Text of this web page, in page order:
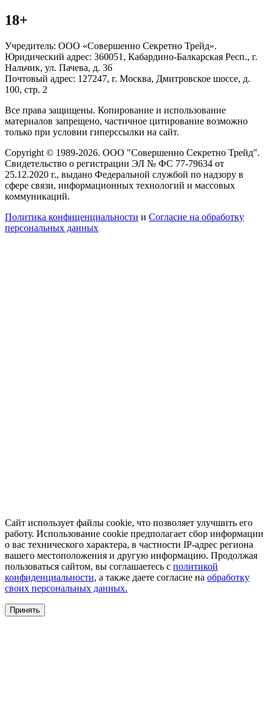
18+
Учредитель: ООО «Совершенно Секретно Трейд».
Юридический адрес: 360051, Кабардино-Балкарская Респ., г.
Нальчик, ул. Пачева, д. 36
Почтовый адрес: 127247, г. Москва, Дмитровское шоссе, д.
100, стр. 2
Все права защищены. Копирование и использование
материалов запрещено, частичное цитирование возможно
только при условии гиперссылки на сайт.
Copyright © 1989-2026. ООО "Совершенно Секретно Трейд".
Свидетельство о регистрации ЭЛ № ФС 77-79634 от
25.12.2020 г., выдано Федеральной службой по надзору в
сфере связи, информационных технологий и массовых
коммуникаций.
Политика конфиценциальности и Согласие на обработку
персональных данных
Сайт использует файлы cookie, что позволяет улучшить его
работу. Использование cookie предполагает сбор информации
о вас технического характера, в частности IP-адрес региона
вашего местоположения и другую информацию. Продолжая
пользоваться сайтом, вы соглашаетесь с политикой
конфиденциальности, а также даете согласие на обработку
своих персональных данных.
Принять